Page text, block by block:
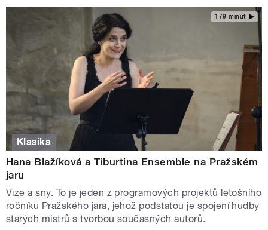
179 minut
Klasika
Hana Blažíková a Tiburtina Ensemble na Pražském
jaru
Vize a sny. To je jeden z programových projektů letošního
ročníku Pražského jara, jehož podstatou je spojení hudby
starých mistrů s tvorbou současných autorů.